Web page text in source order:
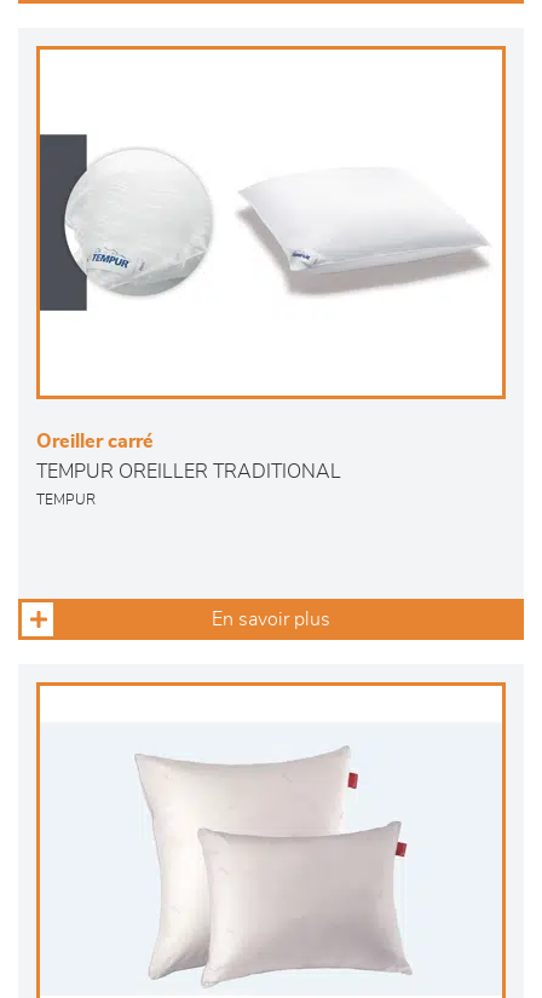
Oreiller carré
TEMPUR OREILLER TRADITIONAL
TEMPUR
En savoir plus